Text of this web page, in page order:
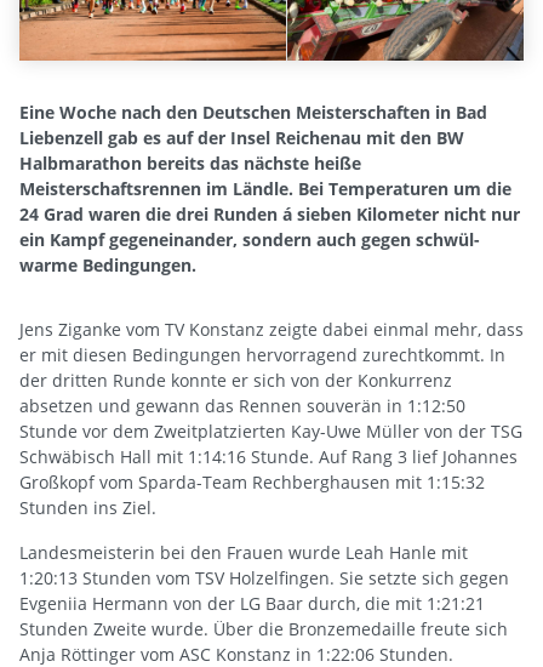
Eine Woche nach den Deutschen Meisterschaften in Bad
Liebenzell gab es auf der Insel Reichenau mit den BW
Halbmarathon bereits das nächste heiße
Meisterschaftsrennen im Ländle. Bei Temperaturen um die
24 Grad waren die drei Runden á sieben Kilometer nicht nur
ein Kampf gegeneinander, sondern auch gegen schwül-
warme Bedingungen.
Jens Ziganke vom TV Konstanz zeigte dabei einmal mehr, dass
er mit diesen Bedingungen hervorragend zurechtkommt. In
der dritten Runde konnte er sich von der Konkurrenz
absetzen und gewann das Rennen souverän in 1:12:50
Stunde vor dem Zweitplatzierten Kay-Uwe Müller von der TSG
Schwäbisch Hall mit 1:14:16 Stunde. Auf Rang 3 lief Johannes
Großkopf vom Sparda-Team Rechberghausen mit 1:15:32
Stunden ins Ziel.
Landesmeisterin bei den Frauen wurde Leah Hanle mit
1:20:13 Stunden vom TSV Holzelfingen. Sie setzte sich gegen
Evgeniia Hermann von der LG Baar durch, die mit 1:21:21
Stunden Zweite wurde. Über die Bronzemedaille freute sich
Anja Röttinger vom ASC Konstanz in 1:22:06 Stunden.